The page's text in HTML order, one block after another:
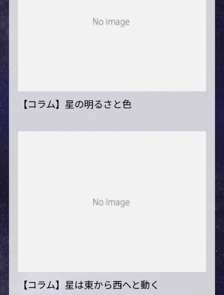
【コラム】星の明るさと色
【コラム】星は東から西へと動く